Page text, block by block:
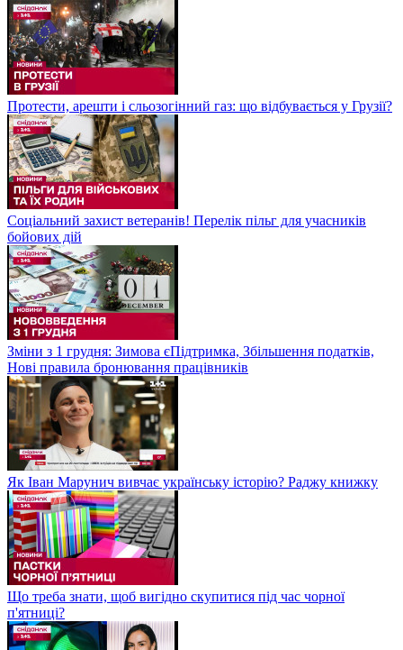
Протести, арешти і сльозогінний газ: що відбувається у Грузії?
Соціальний захист ветеранів! Перелік пільг для учасників
бойових дій
Зміни з 1 грудня: Зимова єПідтримка, Збільшення податків,
Нові правила бронювання працівників
Як Іван Марунич вивчає українську історію? Раджу книжку
Що треба знати, щоб вигідно скупитися під час чорної
п'ятниці?